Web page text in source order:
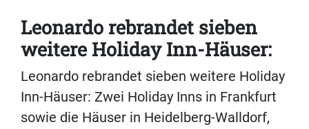
Leonardo rebrandet sieben
weitere Holiday Inn-Häuser:
Leonardo rebrandet sieben weitere Holiday
Inn-Häuser: Zwei Holiday Inns in Frankfurt
sowie die Häuser in Heidelberg-Walldorf,